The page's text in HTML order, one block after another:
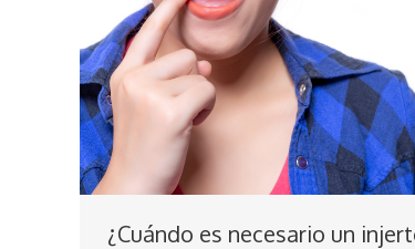
¿Cuándo es necesario un